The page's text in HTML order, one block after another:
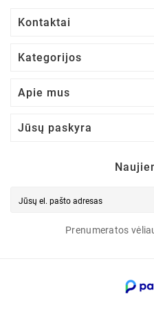
Kontaktai
Kategorijos
Apie mus
Jūsų paskyra
Prenumeratos